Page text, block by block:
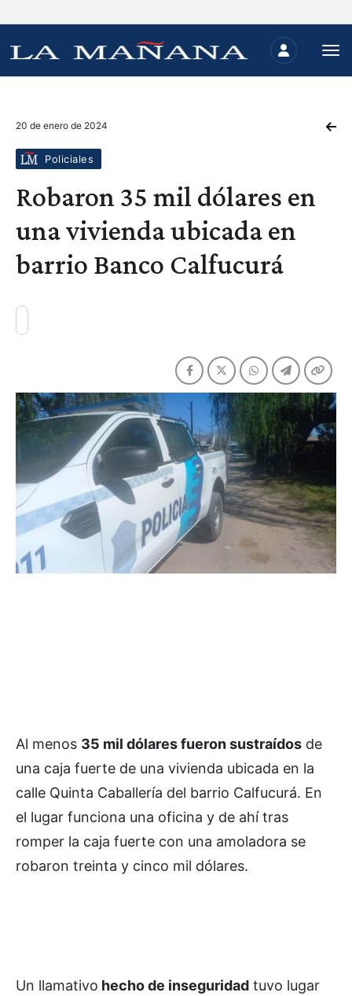
20 de enero de 2024
Policiales
Robaron 35 mil dólares en
una vivienda ubicada en
barrio Banco Calfucurá
Al menos 35 mil dólares fueron sustraídos de
una caja fuerte de una vivienda ubicada en la
calle Quinta Caballería del barrio Calfucurá. En
el lugar funciona una oficina y de ahí tras
romper la caja fuerte con una amoladora se
robaron treinta y cinco mil dólares.
Un llamativo hecho de inseguridad tuvo lugar